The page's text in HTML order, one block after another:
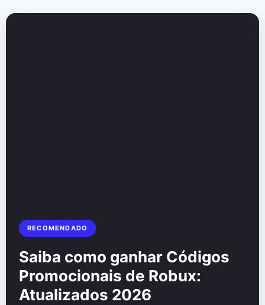
RECOMENDADO
Saiba como ganhar Códigos
Promocionais de Robux:
Atualizados 2026